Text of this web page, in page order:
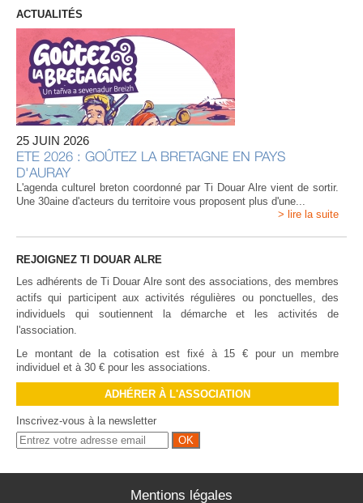
ACTUALITÉS
25 JUIN 2026
ETE 2026 : GOÛTEZ LA BRETAGNE EN PAYS
D'AURAY
L'agenda culturel breton coordonné par Ti Douar Alre vient de sortir.
Une 30aine d'acteurs du territoire vous proposent plus d'une...
> lire la suite
REJOIGNEZ TI DOUAR ALRE
Les adhérents de Ti Douar Alre sont des associations, des membres
actifs qui participent aux activités régulières ou ponctuelles, des
individuels qui soutiennent la démarche et les activités de
l'association.
Le montant de la cotisation est fixé à 15 € pour un membre
individuel et à 30 € pour les associations.
ADHÉRER À L'ASSOCIATION
Inscrivez-vous à la newsletter
Mentions légales